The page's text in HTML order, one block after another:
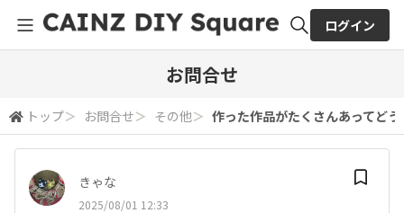
検索
ログイン
お問合せ
トップ＞ お問合せ＞ その他＞ 作った作品がたくさんあってど
きゃな
2025/08/01 12:33